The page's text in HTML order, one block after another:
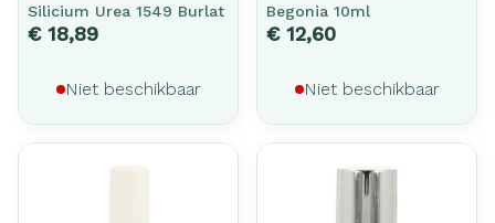
Silicium Urea 1549 Burlat
€ 18,89
Niet beschikbaar
Begonia 10ml
€ 12,60
Niet beschikbaar